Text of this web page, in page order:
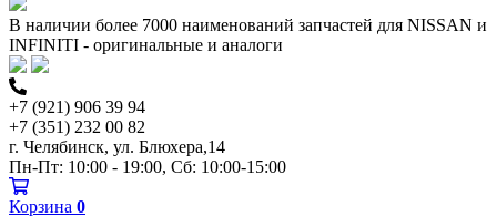
В наличии более 7000 наименований запчастей для NISSAN и
INFINITI - оригинальные и аналоги
+7 (921) 906 39 94
+7 (351) 232 00 82
г. Челябинск, ул. Блюхера,14
Пн-Пт: 10:00 - 19:00, Сб: 10:00-15:00
Корзина 0